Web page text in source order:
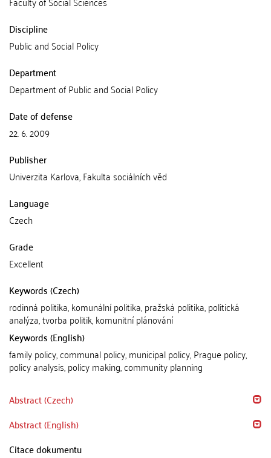
Discipline
Public and Social Policy
Department
Department of Public and Social Policy
Date of defense
22. 6. 2009
Publisher
Univerzita Karlova, Fakulta sociálních věd
Language
Czech
Grade
Excellent
Keywords (Czech)
rodinná politika, komunální politika, pražská politika, politická
analýza, tvorba politik, komunitní plánování
Keywords (English)
family policy, communal policy, municipal policy, Prague policy,
policy analysis, policy making, community planning
Abstract (Czech)
Abstract (English)
Citace dokumentu